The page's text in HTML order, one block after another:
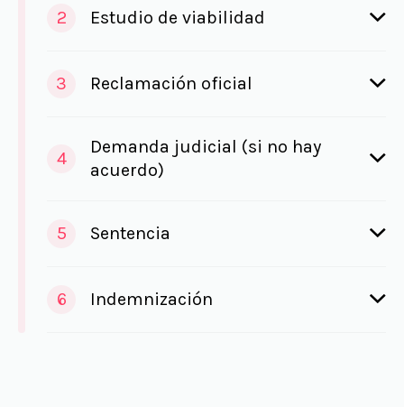
2 Estudio de viabilidad
3 Reclamación oficial
4
Demanda judicial (si no hay
acuerdo)
5 Sentencia
6 Indemnización